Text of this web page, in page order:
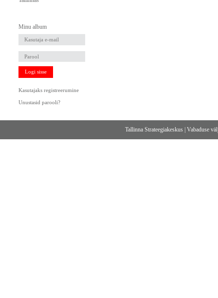
Minu album
Logi sisse
Kasutajaks registreerumine
Unustasid parooli?
Tallinna Strateegiakeskus |Vabaduse